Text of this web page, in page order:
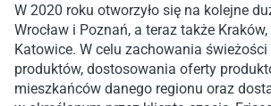
W 2020 roku otworzyło się na kolejne
Wrocław i Poznań, a teraz także
Katowice. W celu zachowania
produktów, dostosowania oferty
mieszkańców danego regionu oraz